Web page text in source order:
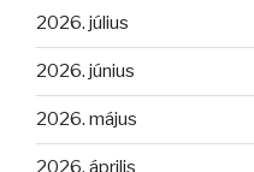
2026. július
2026. június
2026. május